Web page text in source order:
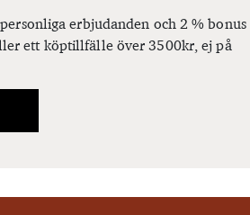
erbjudanden och 2 % bonus
ett köptillfälle över 3500kr, ej på